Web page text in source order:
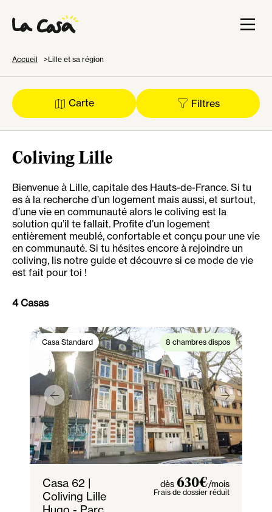
Accueil Lille et sa région
Carte Filtres
Coliving Lille
Bienvenue à Lille, capitale des Hauts-de-France. Si tu
es à la recherche d’un logement mais aussi, et surtout,
d’une vie en communauté alors le coliving est la
solution qu’il te fallait. Profite d’un logement
entièrement meublé, confortable et conçu pour une vie
en communauté. Si tu hésites encore à rejoindre un
coliving, lis notre guide et découvre si ce mode de vie
est fait pour toi !
4 Casas
Casa Standard 8 chambres dispos
Casa 62 |
Coliving Lille
dès 630€/mois
Frais de dossier réduit